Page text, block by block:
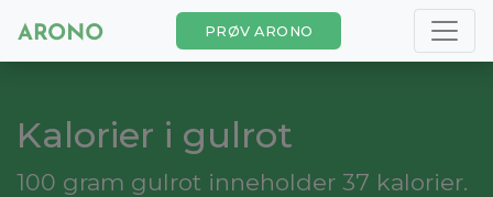
PRØV ARONO
Kalorier i gulrot
100 gram gulrot inneholder 37 kalorier.